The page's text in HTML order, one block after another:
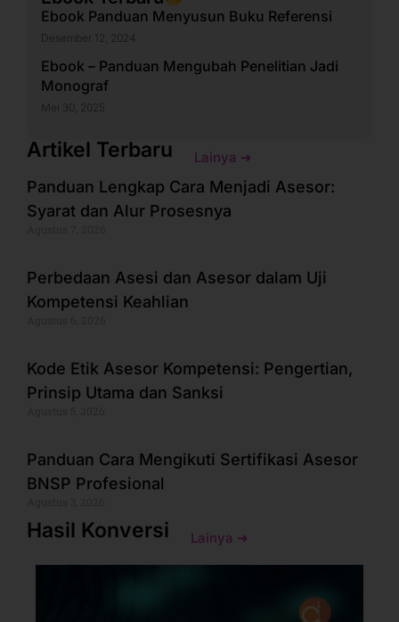
Ebook Panduan Menyusun Buku Referensi
Desember 12, 2024
Ebook – Panduan Mengubah Penelitian Jadi
Monograf
Mei 30, 2025
Artikel Terbaru Lainya ➜
Panduan Lengkap Cara Menjadi Asesor:
Syarat dan Alur Prosesnya
Perbedaan Asesi dan Asesor dalam Uji
Kompetensi Keahlian
Kode Etik Asesor Kompetensi: Pengertian,
Prinsip Utama dan Sanksi
Panduan Cara Mengikuti Sertifikasi Asesor
BNSP Profesional
Hasil Konversi Lainya ➜